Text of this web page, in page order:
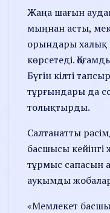
Жаңа шағын
мыңнан асты,
орындары халық
көрсетеді.
Бүгін кілті
тұрғындары да
толықтырды.
Салтанатты
басшысы
тұрмыс сапасын
ауқымды
«Мемлекет